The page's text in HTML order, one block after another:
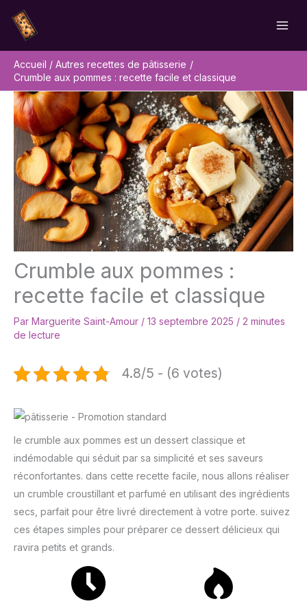
contenu
Accueil
Autres recettes de pâtisserie
Crumble aux pommes : recette facile et classique
Crumble aux pommes :
recette facile et classique
Par Marguerite Saint-Amour / 13 septembre 2025 / 2 minutes
de lecture
4.8/5 - (6 votes)
le crumble aux pommes est un dessert classique et
indémodable qui séduit par sa simplicité et ses saveurs
réconfortantes. dans cette recette facile, nous allons réaliser
un crumble croustillant et parfumé en utilisant des ingrédients
secs, parfait pour être livré directement à votre porte. suivez
ces étapes simples pour préparer ce dessert délicieux qui
ravira petits et grands.
Rechercher